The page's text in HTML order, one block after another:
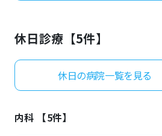
休日診療【5件】
休日の病院一覧を見る
内科 【5件】